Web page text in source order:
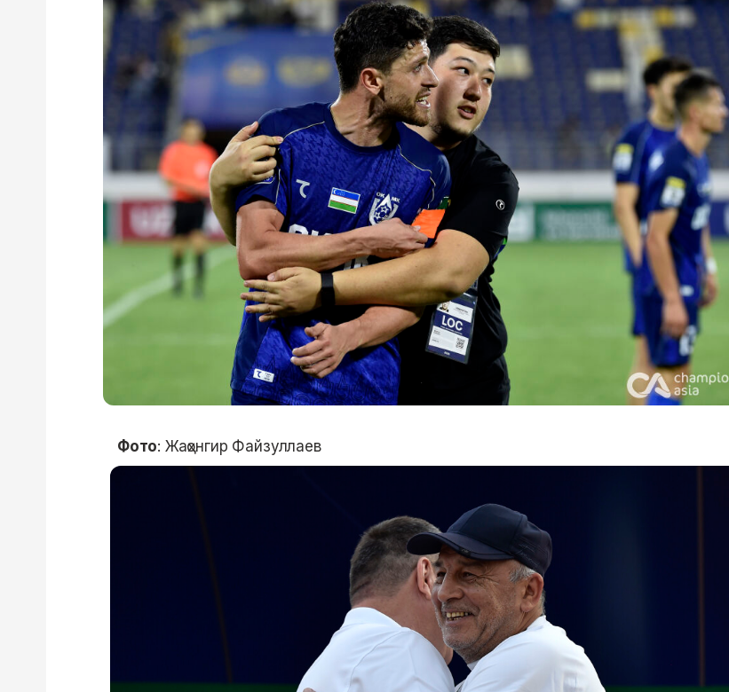
Фото: Жаҳонгир Файзуллаев